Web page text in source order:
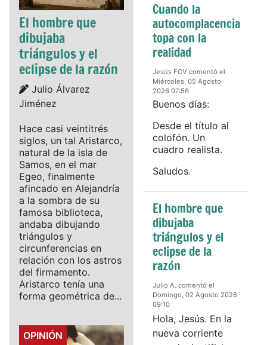
El hombre que
dibujaba
triángulos y el
eclipse de la razón
Details
Julio Álvarez
Jiménez
Hace casi veintitrés
siglos, un tal Aristarco,
natural de la isla de
Samos, en el mar
Egeo, finalmente
afincado en Alejandría
a la sombra de su
famosa biblioteca,
andaba dibujando
triángulos y
circunferencias en
relación con los astros
del firmamento.
Aristarco tenía una
forma geométrica de...
Details
OPINIÓN
Cuando la
autocomplacencia
topa con la
realidad
Jesús FCV comentó el
Miércoles, 05 Agosto
2026 07:56
Buenos días:
Desde el título al
colofón. Un
cuadro realista.
Saludos.
El hombre que
dibujaba
triángulos y el
eclipse de la
razón
Julio A. comentó el
Domingo, 02 Agosto 2026
09:10
Hola, Jesús. En la
nueva corriente